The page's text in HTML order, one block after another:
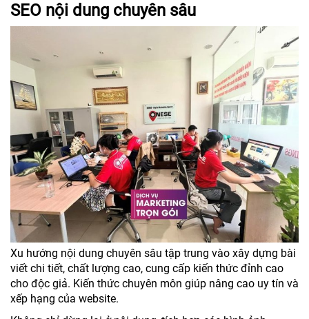
SEO nội dung chuyên sâu
Xu hướng nội dung chuyên sâu tập trung vào xây dựng bài
viết chi tiết, chất lượng cao, cung cấp kiến thức đỉnh cao
cho độc giả. Kiến thức chuyên môn giúp nâng cao uy tín và
xếp hạng của website.